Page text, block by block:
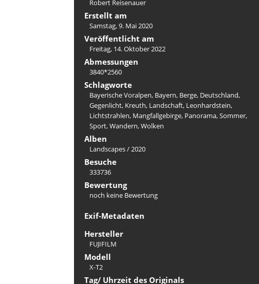
Robert Reisenauer
Erstellt am
Samstag, 9. Mai 2020
Veröffentlicht am
Freitag, 14. Oktober 2022
Abmessungen
3840*2560
Schlagworte
Bayerische Voralpen, Bayern, Berge, Deutschland,
Gegenlicht, Kreuth, Landschaft, Leonhardstein,
Lichtstrahlen, Mangfallgebirge, Panorama,Sommer,
Sport,Wandern,Wolken
Alben
Landscapes/2020
Besuche
333736
Bewertung
noch keine Bewertung
Exif-Metadaten
Hersteller
FUJIFILM
Modell
X-T2
Tag/ Uhrzeit des Originals